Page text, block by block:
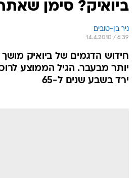
ניר בן-טובים
14.4.2010 / 6:39
חידוש הדגמים של ביואיק מושך
יותר מבעבר. הגיל הממוצע
ירד בשבע שנים ל-65